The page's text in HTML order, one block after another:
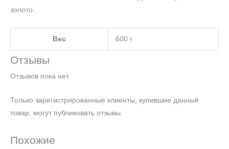
золото.
Вес 600 г
Отзывы
Отзывов пока нет.
Только зарегистрированные клиенты, купившие данный
товар, могут публиковать отзывы.
Похожие